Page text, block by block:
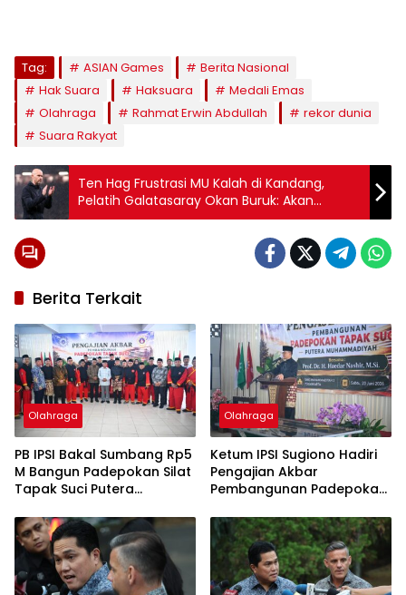
Tag: ASIAN Games
Berita Nasional
Hak Suara
Haksuara
Medali Emas
Olahraga
Rahmat Erwin Abdullah
rekor dunia
Suara Rakyat
Ten Hag Frustrasi MU Kalah di Kandang,
Pelatih Galatasaray Okan Buruk: Akan
Diingat Bertahun-tahun
Berita Terkait
Olahraga
PB IPSI Bakal Sumbang Rp5
M Bangun Padepokan Silat
Tapak Suci Putera
Olahraga
Ketum IPSI Sugiono Hadiri
Pengajian Akbar
Pembangunan Padepokan